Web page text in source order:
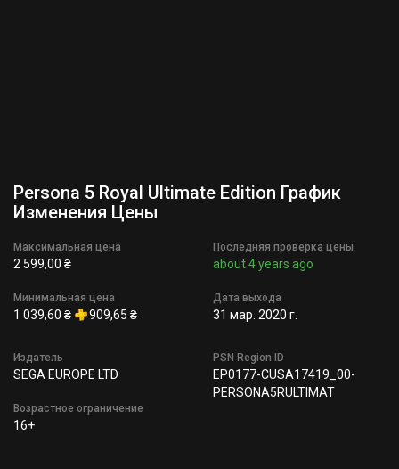
Persona 5 Royal Ultimate Edition График
Изменения Цены
Максимальная цена
2 599,00 ₴
Минимальная цена
1 039,60 ₴ 909,65 ₴
Последняя проверка цены
about 4 years ago
Дата выхода
31 мар. 2020 г.
Издатель
SEGA EUROPE LTD
Возрастное ограничение
16+
PSN Region ID
EP0177-CUSA17419_00-
PERSONA5RULTIMAT